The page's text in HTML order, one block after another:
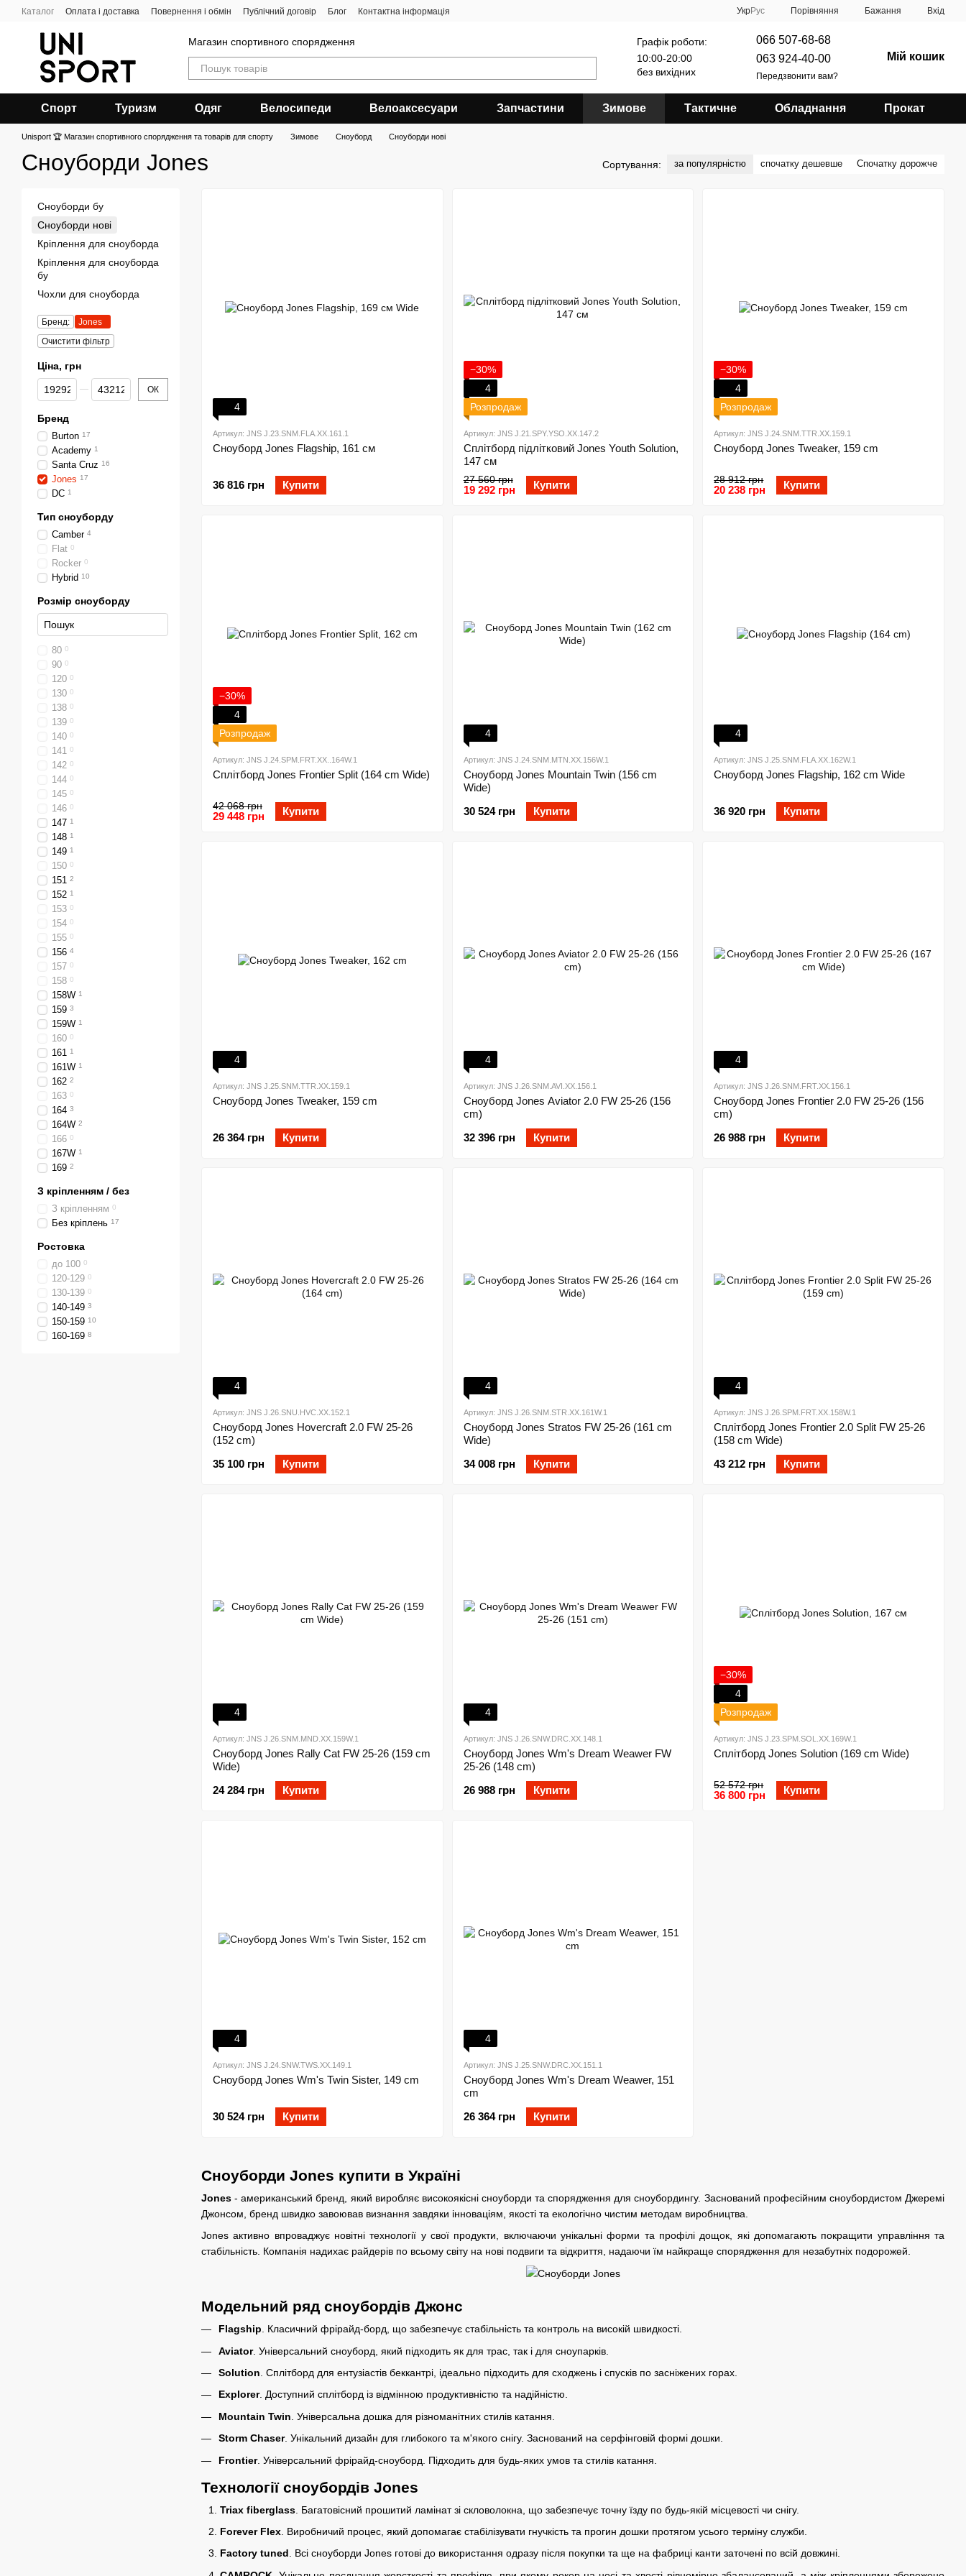
Перейти до основного контенту
Каталог Оплата і доставка Повернення і обмін Публічний договір Блог Контактна інформація УкрРус Порівняння Бажання Вхід
Магазин спортивного спорядження
Графік роботи:
10:00-20:00
без вихідних
066 507-68-68
063 924-40-00
Передзвонити вам?
Мій кошик
Спорт Туризм Одяг Велосипеди Велоаксесуари Запчастини Зимове Тактичне Обладнання Прокат
Unisport 🏆 Магазин спортивного спорядження та товарів для спорту Зимове Сноуборд Сноуборди нові
Сноуборди Jones Сортування: за популярністю спочатку дешевше Спочатку дорожче
Сноуборди Jones купити в Україні
Jones- американський бренд, який виробляє високоякісні сноуборди та спорядження для сноубордингу. Заснований професійним сноубордистом Джеремі
Джонсом, бренд швидко завоював визнання завдяки інноваціям, якості та екологічно чистим методам виробництва.
Jones активно впроваджує новітні технології у свої продукти, включаючи унікальні форми та профілі дощок, які допомагають покращити управління та
стабільність. Компанія надихає райдерів по всьому світу на нові подвиги та відкриття, надаючи їм найкраще спорядження для незабутніх подорожей.
Модельний ряд сноубордів Джонс
Flagship . Класичний фрірайд-борд, що забезпечує стабільність та контроль на високій швидкості.
Aviator. Універсальний сноуборд, який підходить як для трас, так і для сноупарків.
Solution . Сплітборд для ентузіастів беккантрі, ідеально підходить для сходжень і спусків по засніжених горах.
Explorer. Доступний сплітборд із відмінною продуктивністю та надійністю.
Mountain Twin . Універсальна дошка для різноманітних стилів катання.
Storm Chaser. Унікальний дизайн для глибокого та м'якого снігу. Заснований на серфінговій формі дошки.
Frontier. Універсальний фрірайд-сноуборд. Підходить для будь-яких умов та стилів катання.
Технології сноубордів Jones
Triax fiberglass . Багатовісний прошитий ламінат зі скловолокна, що забезпечує точну їзду по будь-якій місцевості чи снігу.
Forever Flex . Виробничий процес, який допомагає стабілізувати гнучкість та прогин дошки протягом усього терміну служби.
Factory tuned. Всі сноуборди Jones готові до використання одразу після покупки та ще на фабриці канти заточені по всій довжині.
4
Артикул: JNS J.23.SNM.FLA.XX.161.1
Сноуборд Jones Flagship, 161 см
36 816 грн Купити
−30%
4
Розпродаж
Артикул: JNS J.21.SPY.YSO.XX.147.2
Сплітборд підлітковий Jones Youth Solution,
147 см
27 560 грн
19 292 грн Купити
−30%
4
Розпродаж
Артикул: JNS J.24.SNM.TTR.XX.159.1
Сноуборд Jones Tweaker, 159 cm
28 912 грн
20 238 грн Купити
−30%
4
Розпродаж
Артикул: JNS J.24.SPM.FRT.XX..164W.1
Сплітборд Jones Frontier Split (164 cm Wide)
42 068 грн
29 448 грн Купити
4
Артикул: JNS J.24.SNM.MTN.XX.156W.1
Сноуборд Jones Mountain Twin (156 cm
Wide)
30 524 грн
Купити
4
Артикул: JNS J.25.SNM.FLA.XX.162W.1
Сноуборд Jones Flagship, 162 cm Wide
36 920 грн Купити
4
Артикул: JNS J.25.SNM.TTR.XX.159.1
Сноуборд Jones Tweaker, 159 cm
26 364 грн Купити
4
Артикул: JNS J.26.SNM.AVI.XX.156.1
Сноуборд Jones Aviator 2.0 FW 25-26 (156
cm)
32 396 грн
Купити
4
Артикул: JNS J.26.SNM.FRT.XX.156.1
Сноуборд Jones Frontier 2.0 FW 25-26 (156
cm)
26 988 грн
Купити
4
Артикул: JNS J.26.SNU.HVC.XX.152.1
Сноуборд Jones Hovercraft 2.0 FW 25-26
(152 cm)
35 100 грн
Купити
4
Артикул: JNS J.26.SNM.STR.XX.161W.1
Сноуборд Jones Stratos FW 25-26 (161 cm
Wide)
34 008 грн
Купити
4
Артикул: JNS J.26.SPM.FRT.XX.158W.1
Сплітборд Jones Frontier 2.0 Split FW 25-26
(158 cm Wide)
43 212 грн
Купити
4
Артикул: JNS J.26.SNM.MND.XX.159W.1
Сноуборд Jones Rally Cat FW 25-26 (159 cm
Wide)
24 284 грн
Купити
4
Артикул: JNS J.26.SNW.DRC.XX.148.1
Сноуборд Jones Wm's Dream Weawer FW
25-26 (148 cm)
26 988 грн
Купити
−30%
4
Розпродаж
Артикул: JNS J.23.SPM.SOL.XX.169W.1
Сплітборд Jones Solution (169 cm Wide)
52 572 грн
36 800 грн Купити
4
Артикул: JNS J.24.SNW.TWS.XX.149.1
Сноуборд Jones Wm's Twin Sister, 149 cm
30 524 грн Купити
4
Артикул: JNS J.25.SNW.DRC.XX.151.1
Сноуборд Jones Wm's Dream Weawer, 151
cm
26 364 грн
Купити
Сноуборди бу
Сноуборди нові
Кріплення для сноуборда
Кріплення для сноуборда
бу
Чохли для сноуборда
Бренд:
Jones
Очистити фільтр
Ціна, грн
Від Ціна, грн
До Ціна, грн ОК
Бренд
Burton 17
Academy 1
Santa Cruz 16
Jones 17
DC 1
Тип сноуборду
Camber 4
Flat 0
Rocker 0
Hybrid 10
Розмір сноуборду
80 0
90 0
120 0
130 0
138 0
139 0
140 0
141 0
142 0
144 0
145 0
146 0
147 1
148 1
149 1
150 0
151 2
152 1
153 0
154 0
155 0
156 4
157 0
158 0
158W 1
159 3
159W 1
160 0
161 1
161W 1
162 2
163 0
164 3
164W 2
166 0
167W 1
169 2
З кріпленням / без
З кріпленням 0
Без кріплень 17
Ростовка
до 100 0
120-129 0
130-139 0
140-149 3
150-159 10
160-169 8